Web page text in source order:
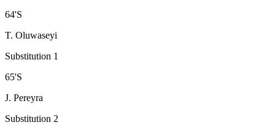
64'S
T. Oluwaseyi
Substitution 1
65'S
J. Pereyra
Substitution 2